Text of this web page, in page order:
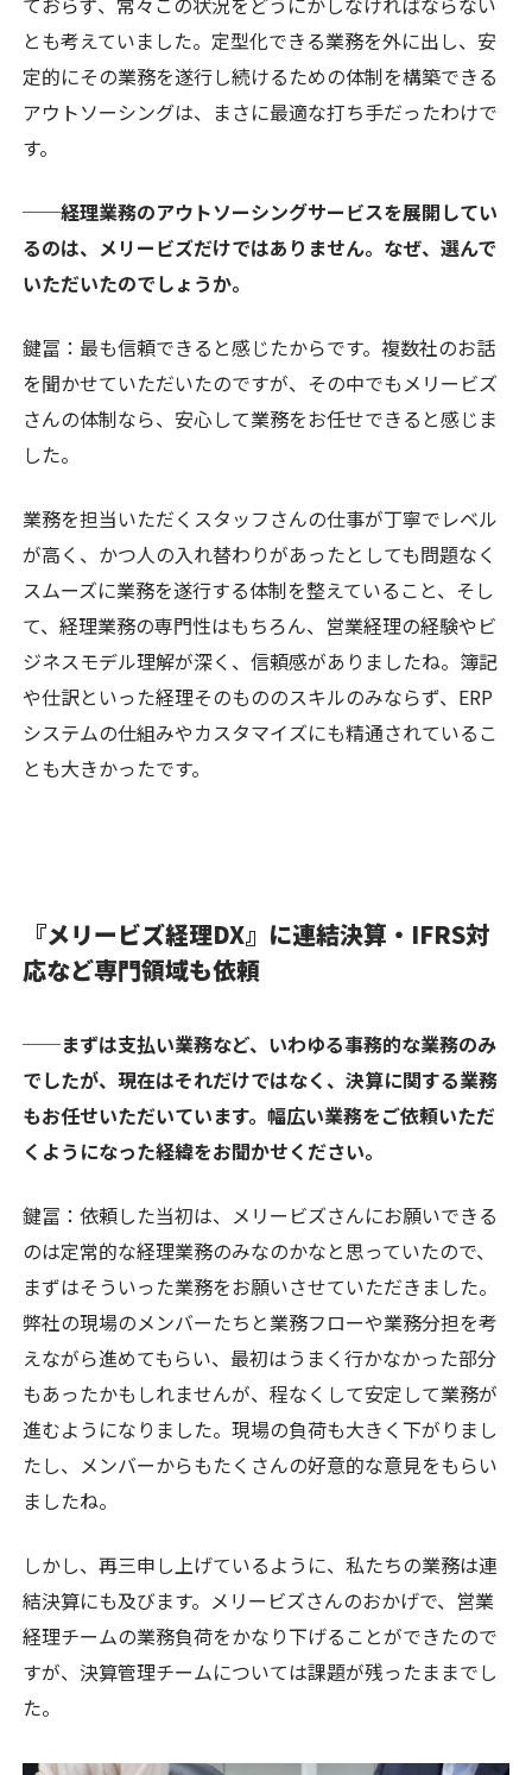
とも考えていました。定型化できる業務を外に出し、安
定的にその業務を遂行し続けるための体制を構築できる
アウトソーシングは、まさに最適な打ち手だったわけで
す。
──経理業務のアウトソーシングサービスを展開してい
るのは、メリービズだけではありません。なぜ、選んで
いただいたのでしょうか。
鍵冨： 最も信頼できると感じたからです。複数社のお話
を聞かせていただいたのですが、その中でもメリービズ
さんの体制なら、安心して業務をお任せできると感じま
した。
業務を担当いただくスタッフさんの仕事が丁寧でレベル
が高く、かつ人の入れ替わりがあったとしても問題なく
スムーズに業務を遂行する体制を整えていること、そし
て、経理業務の専門性はもちろん、営業経理の経験やビ
ジネスモデル理解が深く、信頼感がありましたね。簿記
や仕訳といった経理そのもののスキルのみならず、ERP
システムの仕組みやカスタマイズにも精通されているこ
とも大きかったです。
『メリービズ経理DX』に連結決算・IFRS対
応など専門領域も依頼
──まずは支払い業務など、いわゆる事務的な業務のみ
でしたが、現在はそれだけではなく、決算に関する業務
もお任せいただいています。幅広い業務をご依頼いただ
くようになった経緯をお聞かせください。
鍵冨：依頼した当初は、メリービズさんにお願いできる
のは定常的な経理業務のみなのかなと思っていたので、
まずはそういった業務をお願いさせていただきました。
弊社の現場のメンバーたちと業務フローや業務分担を考
えながら進めてもらい、最初はうまく行かなかった部分
もあったかもしれませんが、程なくして安定して業務が
進むようになりました。現場の負荷も大きく下がりまし
たし、メンバーからもたくさんの好意的な意見をもらい
ましたね。
しかし、再三申し上げているように、私たちの業務は連
結決算にも及びます。メリービズさんのおかげで、営業
経理チームの業務負荷をかなり下げることができたので
すが、決算管理チームについては課題が残ったままでし
た。